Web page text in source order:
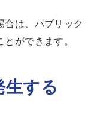
合は、パブリック
ができます。
生する